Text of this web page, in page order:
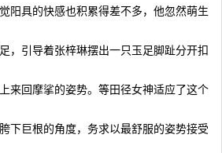
阳具的快感也积累得差不多，他忽然萌生
，引导着张梓琳摆出一只玉足脚趾分开扣
来回摩挲的姿势。等田径女神适应了这个
下巨根的角度，务求以最舒服的姿势接受